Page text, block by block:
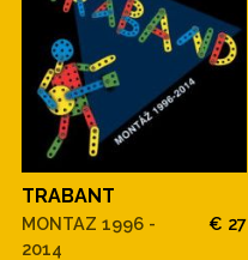
TRABANT
MONTAZ 1996 -
2014
€ 27